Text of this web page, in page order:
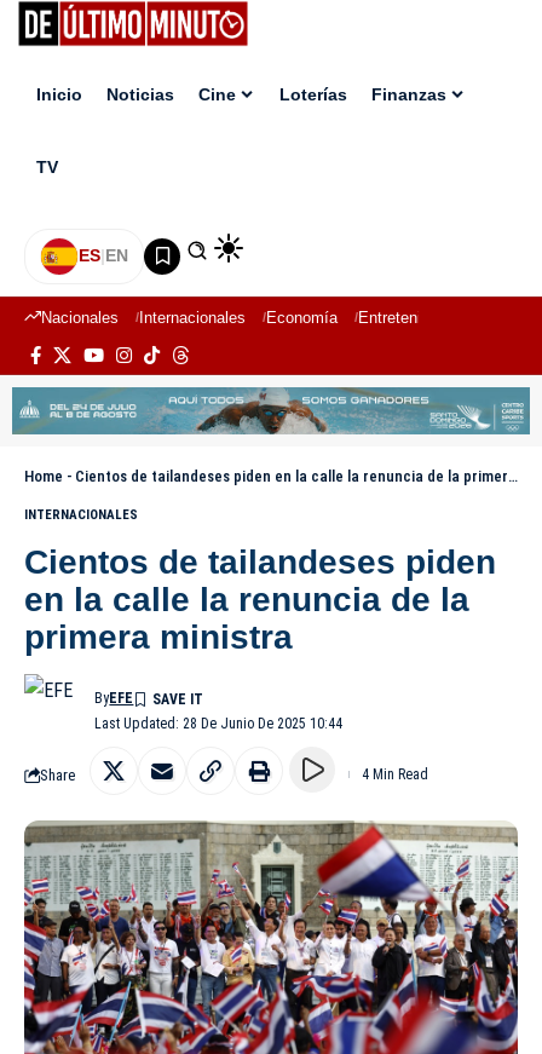
Inicio Noticias Cine Loterías Finanzas
TV
ES|EN
Nacionales Internacionales Economía Entretenimiento
Home - Cientos de tailandeses piden en la calle la renuncia de la primera ministra
INTERNACIONALES
Cientos de tailandeses piden
en la calle la renuncia de la
primera ministra
Last Updated: 28 De Junio De 2025 10:44
ByEFE
Share 4 Min Read